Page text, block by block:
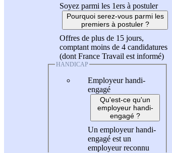
Soyez parmi les 1ers à postuler
Pourquoi serez-vous parmi les
premiers à postuler ?
Offres de plus de 15 jours,
comptant moins de 4 candidatures
(dont France Travail est informé)
HANDICAP
Employeur handi-
engagé
Qu'est-ce qu'un
employeur handi-
engagé ?
Un employeur handi-
engagé est un
employeur reconnu